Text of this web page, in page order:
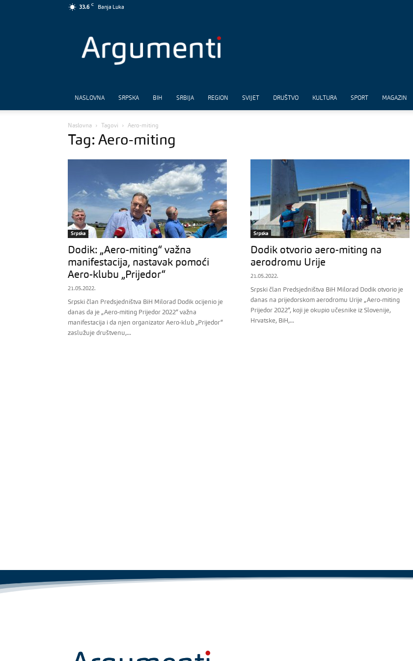
33.6
C
Banja Luka
NASLOVNA SRPSKA BIH SRBIJA REGION SVIJET DRUŠTVO KULTURA SPORT MAGAZIN
Naslovna Tagovi Aero-miting
Tag: Aero-miting
Srpska
Dodik: „Aero-miting“ važna
manifestacija, nastavak pomoći
Aero-klubu „Prijedor“
21.05.2022.
Srpski član Predsjedništva BiH Milorad Dodik ocijenio je
danas da je „Aero-miting Prijedor 2022“ važna
manifestacija i da njen organizator Aero-klub „Prijedor“
zaslužuje društvenu,...
Srpska
Dodik otvorio aero-miting na
aerodromu Urije
21.05.2022.
Srpski član Predsjedništva BiH Milorad Dodik otvorio je
danas na prijedorskom aerodromu Urije „Aero-miting
Prijedor 2022“, koji je okupio učesnike iz Slovenije,
Hrvatske, BiH,...